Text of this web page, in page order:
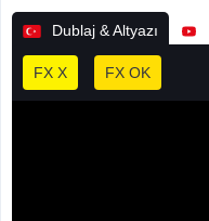
Dublaj & Altyazı
FX X FX OK